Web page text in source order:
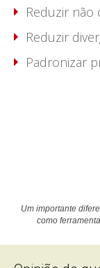
Reduzir não
Reduzir
Padronizar
Um importante
como